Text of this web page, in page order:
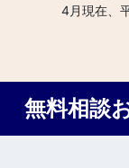
4月現在、
無料相談